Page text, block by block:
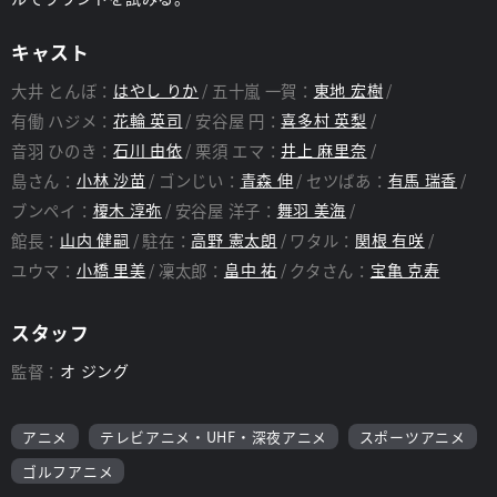
キャスト
大井 とんぼ： はやし りか 五十嵐 一賀： 東地 宏樹
有働 ハジメ： 花輪 英司 安谷屋 円：喜多村 英梨
音羽 ひのき： 石川 由依 栗須 エマ：井上 麻里奈
島さん： 小林 沙苗 ゴンじい： 青森 伸 セツばあ： 有馬 瑞香
ブンペイ： 榎木 淳弥 安谷屋 洋子： 舞羽 美海
館長： 山内 健嗣 駐在： 高野 憲太朗 ワタル： 関根 有咲
ユウマ： 小橋 里美 凜太郎： 畠中 祐 クタさん： 宝亀 克寿
スタッフ
監督： オ ジング
アニメ テレビアニメ・UHF・深夜アニメ
スポーツアニメ
ゴルフアニメ